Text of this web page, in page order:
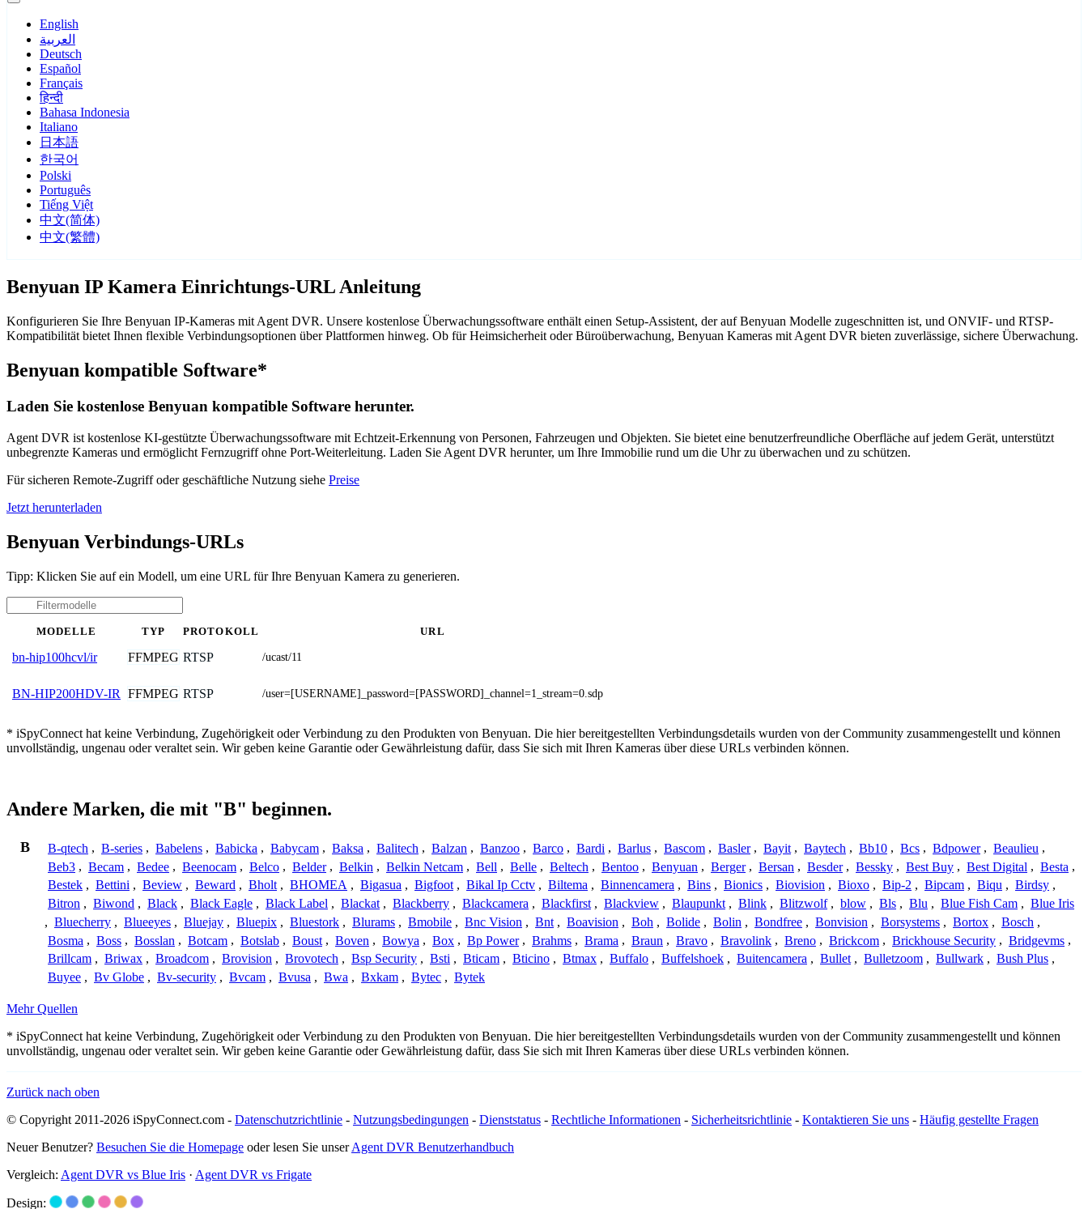
English
العربية
Deutsch
Español
Français
हिन्दी
Bahasa Indonesia
Italiano
日本語
한국어
Polski
Português
Tiếng Việt
中文(简体)
中文(繁體)
Benyuan IP Kamera Einrichtungs-URL Anleitung
Konfigurieren Sie Ihre Benyuan IP-Kameras mit Agent DVR. Unsere kostenlose Überwachungssoftware enthält einen Setup-Assistent, der auf Benyuan Modelle zugeschnitten ist, und ONVIF- und RTSP-
Kompatibilität bietet Ihnen flexible Verbindungsoptionen über Plattformen hinweg. Ob für Heimsicherheit oder Büroüberwachung, Benyuan Kameras mit Agent DVR bieten zuverlässige, sichere Überwachung.
Benyuan kompatible Software*
Laden Sie kostenlose Benyuan kompatible Software herunter.
Agent DVR ist kostenlose KI-gestützte Überwachungssoftware mit Echtzeit-Erkennung von Personen, Fahrzeugen und Objekten. Sie bietet eine benutzerfreundliche Oberfläche auf jedem Gerät, unterstützt
unbegrenzte Kameras und ermöglicht Fernzugriff ohne Port-Weiterleitung. Laden Sie Agent DVR herunter, um Ihre Immobilie rund um die Uhr zu überwachen und zu schützen.
Für sicheren Remote-Zugriff oder geschäftliche Nutzung siehe Preise
Jetzt herunterladen
Benyuan Verbindungs-URLs
Tipp: Klicken Sie auf ein Modell, um eine URL für Ihre Benyuan Kamera zu generieren.
MODELLE TYP PROTOKOLL URL
bn-hip100hcvl/ir FFMPEG RTSP /ucast/11
BN-HIP200HDV-IR FFMPEG RTSP /user=[USERNAME]_password=[PASSWORD]_channel=1_stream=0.sdp
* iSpyConnect hat keine Verbindung, Zugehörigkeit oder Verbindung zu den Produkten von Benyuan. Die hier bereitgestellten Verbindungsdetails wurden von der Community zusammengestellt und können
unvollständig, ungenau oder veraltet sein. Wir geben keine Garantie oder Gewährleistung dafür, dass Sie sich mit Ihren Kameras über diese URLs verbinden können.
Andere Marken, die mit "B" beginnen.
B B-qtech , B-series , Babelens , Babicka , Babycam , Baksa , Balitech , Balzan , Banzoo , Barco , Bardi , Barlus , Bascom , Basler , Bayit , Baytech , Bb10 , Bcs , Bdpower , Beaulieu ,
Beb3 , Becam , Bedee , Beenocam , Belco , Belder , Belkin , Belkin Netcam , Bell , Belle , Beltech , Bentoo , Benyuan , Berger , Bersan , Besder , Bessky , Best Buy , Best Digital , Besta ,
Bestek , Bettini , Beview , Beward , Bholt , BHOMEA , Bigasua , Bigfoot , Bikal Ip Cctv , Biltema , Binnencamera , Bins , Bionics , Biovision , Bioxo , Bip-2 , Bipcam , Biqu , Birdsy ,
Bitron , Biwond , Black , Black Eagle , Black Label , Blackat , Blackberry , Blackcamera , Blackfirst , Blackview , Blaupunkt , Blink , Blitzwolf , blow , Bls , Blu , Blue Fish Cam , Blue Iris
, Bluecherry , Blueeyes , Bluejay , Bluepix , Bluestork , Blurams , Bmobile , Bnc Vision , Bnt , Boavision , Boh , Bolide , Bolin , Bondfree , Bonvision , Borsystems , Bortox , Bosch ,
Bosma , Boss , Bosslan , Botcam , Botslab , Boust , Boven , Bowya , Box , Bp Power , Brahms , Brama , Braun , Bravo , Bravolink , Breno , Brickcom , Brickhouse Security , Bridgevms ,
Brillcam , Briwax , Broadcom , Brovision , Brovotech , Bsp Security , Bsti , Bticam , Bticino , Btmax , Buffalo , Buffelshoek , Buitencamera , Bullet , Bulletzoom , Bullwark , Bush Plus ,
Buyee , Bv Globe , Bv-security , Bvcam , Bvusa , Bwa , Bxkam , Bytec , Bytek
Mehr Quellen
* iSpyConnect hat keine Verbindung, Zugehörigkeit oder Verbindung zu den Produkten von Benyuan. Die hier bereitgestellten Verbindungsdetails wurden von der Community zusammengestellt und können
unvollständig, ungenau oder veraltet sein. Wir geben keine Garantie oder Gewährleistung dafür, dass Sie sich mit Ihren Kameras über diese URLs verbinden können.
Zurück nach oben
© Copyright 2011-2026 iSpyConnect.com - Datenschutzrichtlinie - Nutzungsbedingungen - Dienststatus - Rechtliche Informationen - Sicherheitsrichtlinie - Kontaktieren Sie uns - Häufig gestellte Fragen
Neuer Benutzer? Besuchen Sie die Homepage oder lesen Sie unserAgent DVR Benutzerhandbuch
Vergleich: Agent DVR vs Blue Iris · Agent DVR vs Frigate
Design: